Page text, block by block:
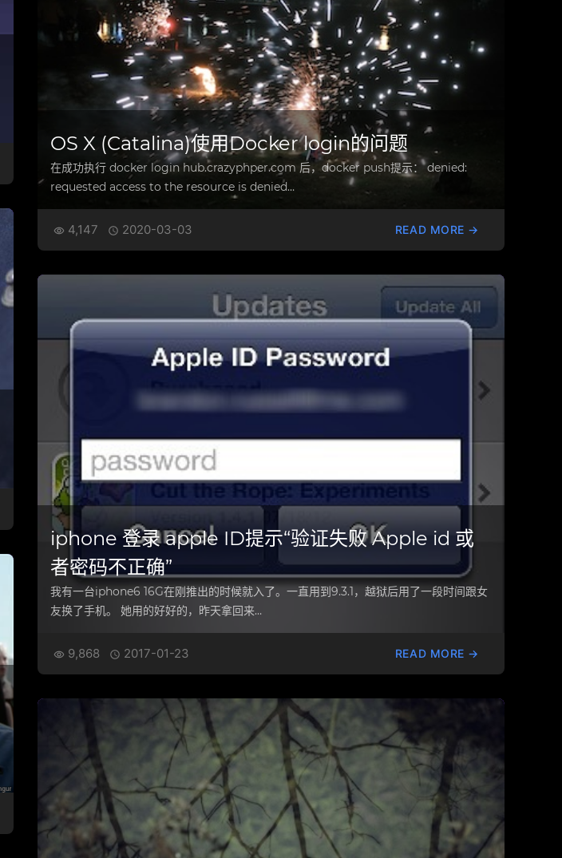
OS X (Catalina)使用Docker login的问题
在成功执行 docker login hub.crazyphper.com 后，docker push提示： denied:
requested access to the resource is denied…
 4,147  2020-03-03 READ MORE →
iphone 登录 apple ID提示“验证失败 Apple id 或
者密码不正确”
我有一台iphone6 16G在刚推出的时候就入了。一直用到9.3.1，越狱后用了一段时间跟女
友换了手机。 她用的好好的，昨天拿回来…
 9,868  2017-01-23 READ MORE →